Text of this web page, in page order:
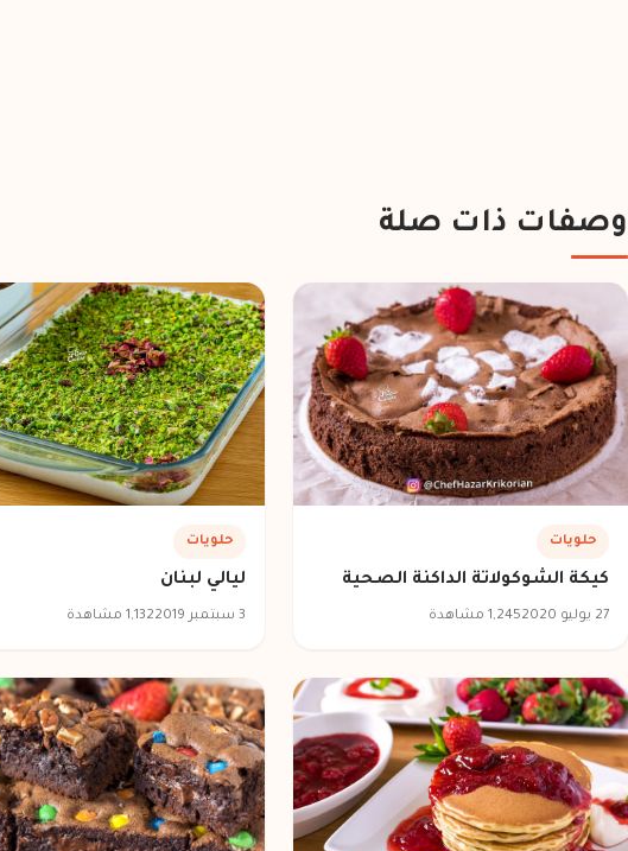
وصفات ذات صلة
حلويات
كيكة الشوكولاتة الداكنة الصحية
27 يوليو 2020 1,245 مشاهدة
حلويات
ليالي لبنان
3 سبتمبر 2019 1,132 مشاهدة